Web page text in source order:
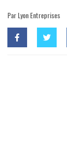
Par Lyon Entreprises